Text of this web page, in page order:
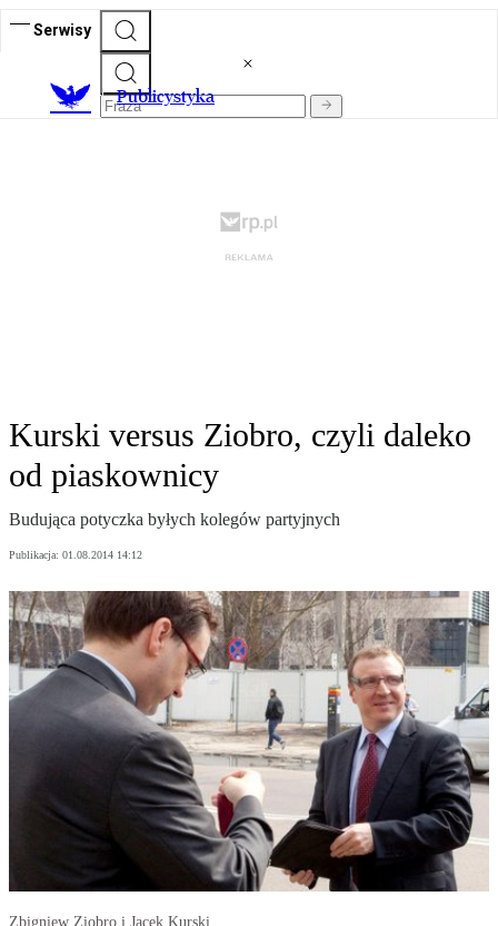
Serwisy
Publicystyka
Kurski versus Ziobro, czyli daleko
od piaskownicy
Budująca potyczka byłych kolegów partyjnych
Publikacja: 01.08.2014 14:12
Zbigniew Ziobro i Jacek Kurski